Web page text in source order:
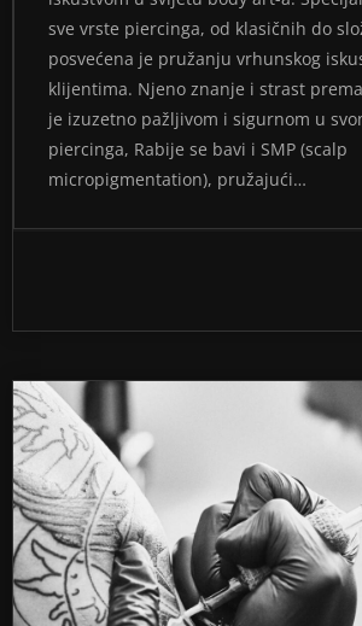
sve vrste piercinga, od klasičnih do
posvećena je pružanju vrhunskog
klijentima. Njeno znanje i strast
je izuzetno pažljivom i sigurnom u
piercinga, Rabije se bavi i SMP (scalp
micropigmentation), pružajući…